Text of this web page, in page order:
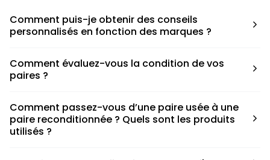
Comment puis-je obtenir des conseils
personnalisés en fonction des marques ?
pour déterminer la taille appropriée, que ce soit une taille
en dessous, au-dessus ou correspondant à votre taille
Comment évaluez-vous la condition de vos
paires ?
défauts spécifiques de chaque paire.
Comment passez-vous d’une paire usée à une
paire reconditionnée ? Quels sont les produits
utilisés ?